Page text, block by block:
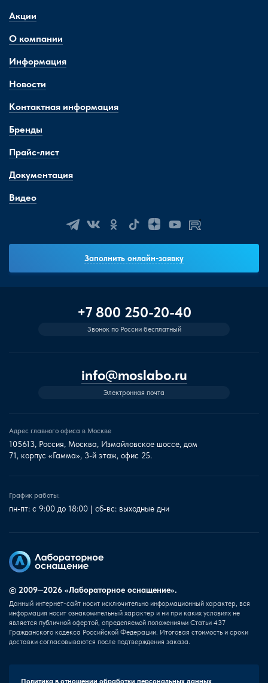
Акции
О компании
Информация
Новости
Контактная информация
Бренды
Прайс-лист
Документация
Видео
Заполнить онлайн-заявку
+7 800 250-20-40
Звонок по России бесплатный
info@moslabo.ru
Электронная почта
Адрес главного офиса в Москве
105613, Россия, Москва, Измайловское шоссе, дом
71, корпус «Гамма», 3-й этаж, офис 25.
График работы:
пн-пт: с 9:00 до 18:00 | сб-вс: выходные дни
© 2009—2026 «Лабораторное оснащение».
Данный интернет-сайт носит исключительно информационный характер, вся
информация носит ознакомительный характер и ни при каких условиях не
является публичной офертой, определяемой положениями Статьи 437
Гражданского кодекса Российской Федерации. Итоговая стоимость и сроки
доставки согласовываются после подтверждения заказа.